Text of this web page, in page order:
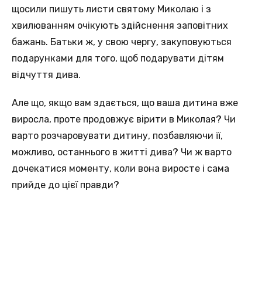
щосили пишуть листи святому Миколаю і з
хвилюванням очікують здійснення заповітних
бажань. Батьки ж, у свою чергу, закуповуються
подарунками для того, щоб подарувати дітям
відчуття дива.
Але що, якщо вам здається, що ваша дитина вже
виросла, проте продовжує вірити в Миколая? Чи
варто розчаровувати дитину, позбавляючи її,
можливо, останнього в житті дива? Чи ж варто
дочекатися моменту, коли вона виросте і сама
прийде до цієї правди?